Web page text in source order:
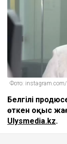
Фото:
Белгілі
өткен оқыс
Ulysmedia.kz.